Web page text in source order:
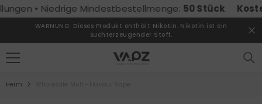
Mindestbestellmenge:50 Stück Kostenloser
WARNUNG: Dieses Produkt enthält Nikotin. Nikotin ist ein
suchterzeugender Stoff.
Heim